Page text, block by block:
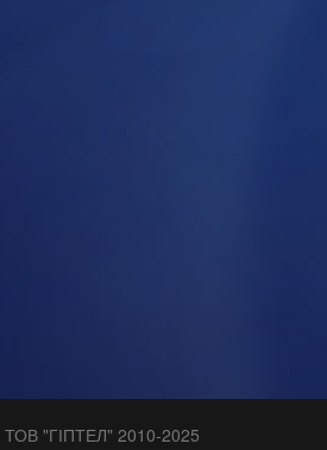
ТОВ "ГІПТЕЛ" 2010-2025